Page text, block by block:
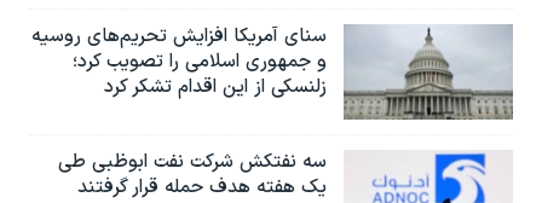
سنای آمریکا افزایش تحریم‌های روسیه
و جمهوری اسلامی را تصویب کرد؛
زلنسکی از این اقدام تشکر کرد
سه نفتکش شرکت نفت ابوظبی طی
یک هفته هدف حمله قرار گرفتند